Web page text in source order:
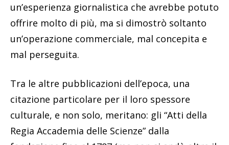
un’esperienza giornalistica che avrebbe potuto
offrire molto di più, ma si dimostrò soltanto
un’operazione commerciale, mal concepita e
mal perseguita.
Tra le altre pubblicazioni dell’epoca, una
citazione particolare per il loro spessore
culturale, e non solo, meritano: gli “Atti della
Regia Accademia delle Scienze” dalla